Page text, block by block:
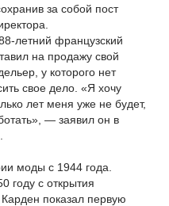
за собой пост
летний французский
на продажу свой
у которого нет
свое дело. «Я хочу
лет меня уже не будет,
— заявил он в
моды с 1944 года.
году с открытия
показал первую